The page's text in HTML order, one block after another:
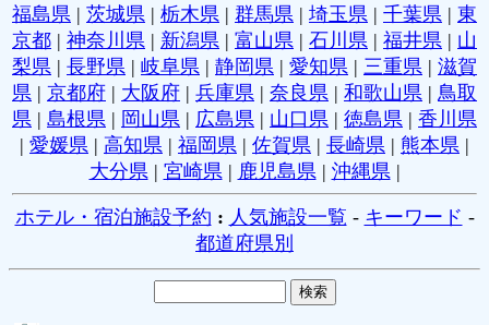
福島県 | 茨城県 | 栃木県 | 群馬県 | 埼玉県 | 千葉県 | 東
京都 | 神奈川県 | 新潟県 | 富山県 | 石川県 | 福井県 | 山
梨県 | 長野県 | 岐阜県 | 静岡県 | 愛知県 | 三重県 | 滋賀
県 | 京都府 | 大阪府 | 兵庫県 | 奈良県 | 和歌山県 | 鳥取
県 | 島根県 | 岡山県 | 広島県 | 山口県 | 徳島県 | 香川県
| 愛媛県 | 高知県 | 福岡県 | 佐賀県 | 長崎県 | 熊本県 |
大分県 | 宮崎県 | 鹿児島県 | 沖縄県 |
ホテル・宿泊施設予約 : 人気施設一覧 - キーワード -
都道府県別